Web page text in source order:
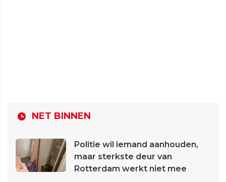
NET BINNEN
Politie wil iemand aanhouden,
maar sterkste deur van
Rotterdam werkt niet mee